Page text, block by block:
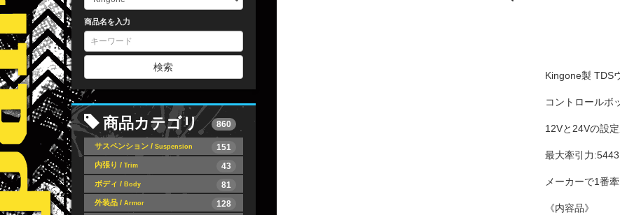
Kingone製 TDS
コントロールボ
12Vと24Vの設
最大牽引力
メーカーで1番
《内容品》
商品名を入力
検索
860
商品カテゴリ
151
サスペンション / Suspension
43
内張り / Trim
81
ボディ / Body
128
外装品 / Armor